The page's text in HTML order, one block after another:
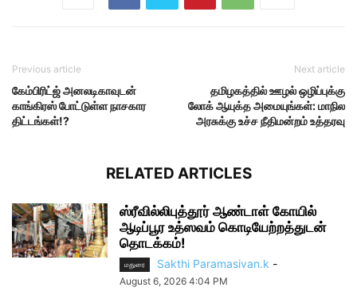
Previous article
கேம்பிரிட்ஜ் அனலடிகாவுடன்
காங்கிரஸ் போட்டுள்ள நாசகார
திட்டங்கள்!?
Next article
தமிழகத்தில் ஊழல் ஒழிப்புக்கு
லோக் ஆயுக்த அமையுங்கள்: மாநில
அரசுக்கு உச்ச நீதிமன்றம் உத்தரவு
RELATED ARTICLES
ஸ்ரீவில்லிபுத்தூர் ஆண்டாள் கோயில்
ஆடிப்பூர உத்ஸவம் கொடியேற்றத்துடன்
தொடக்கம்!
மதுரை Sakthi Paramasivan.k -
August 6, 2026 4:04 PM